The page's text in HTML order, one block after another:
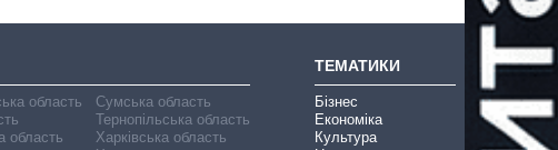
область
область
Сумська область
Тернопільська область
Харківська область
ТЕМАТИКИ
Бізнес
Економіка
Культура